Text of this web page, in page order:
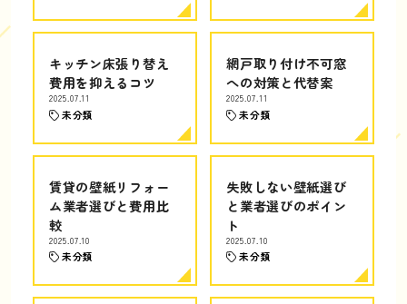
キッチン床張り替え
費用を抑えるコツ
2025.07.11
未分類
網戸取り付け不可窓
への対策と代替案
2025.07.11
未分類
賃貸の壁紙リフォー
ム業者選びと費用比
較
2025.07.10
未分類
失敗しない壁紙選び
と業者選びのポイン
ト
2025.07.10
未分類